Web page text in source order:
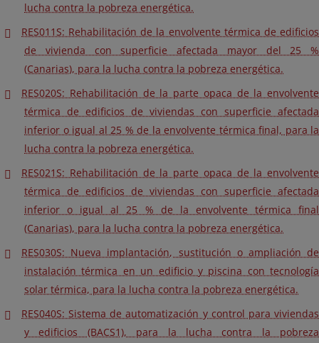
lucha contra la pobreza energética.
RES011S: Rehabilitación de la envolvente térmica de edificios
de vivienda con superficie afectada mayor del 25 %
(Canarias), para la lucha contra la pobreza energética.
RES020S: Rehabilitación de la parte opaca de la envolvente
térmica de edificios de viviendas con superficie afectada
inferior o igual al 25 % de la envolvente térmica final, para la
lucha contra la pobreza energética.
RES021S: Rehabilitación de la parte opaca de la envolvente
térmica de edificios de viviendas con superficie afectada
inferior o igual al 25 % de la envolvente térmica final
(Canarias), para la lucha contra la pobreza energética.
RES030S: Nueva implantación, sustitución o ampliación de
instalación térmica en un edificio y piscina con tecnología
solar térmica, para la lucha contra la pobreza energética.
RES040S: Sistema de automatización y control para viviendas
y edificios (BACS1), para la lucha contra la pobreza